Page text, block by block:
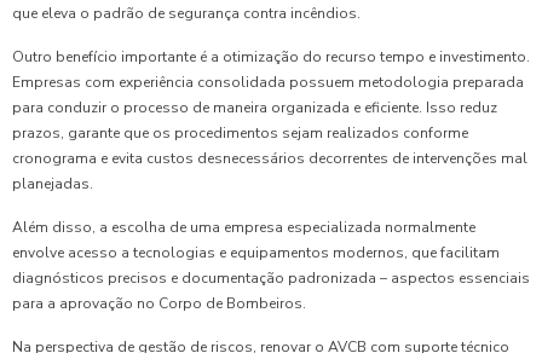
que eleva o padrão de segurança contra incêndios.
Outro benefício importante é a otimização do recurso tempo e investimento.
Empresas com experiência consolidada possuem metodologia preparada
para conduzir o processo de maneira organizada e eficiente. Isso reduz
prazos, garante que os procedimentos sejam realizados conforme
cronograma e evita custos desnecessários decorrentes de intervenções mal
planejadas.
Além disso, a escolha de uma empresa especializada normalmente
envolve acesso a tecnologias e equipamentos modernos, que facilitam
diagnósticos precisos e documentação padronizada – aspectos essenciais
para a aprovação no Corpo de Bombeiros.
Na perspectiva de gestão de riscos, renovar o AVCB com suporte técnico